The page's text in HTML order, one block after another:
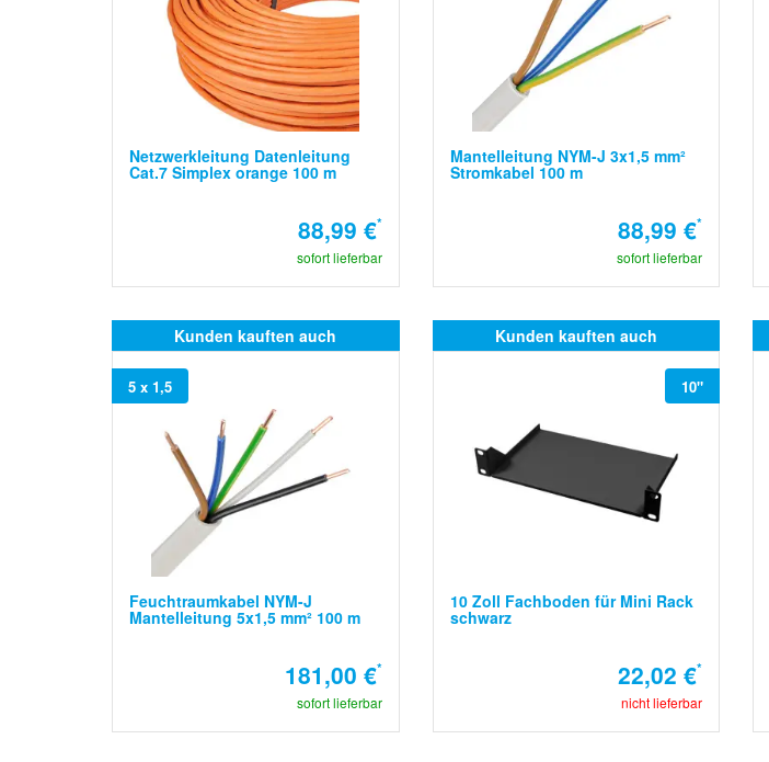
Netzwerkleitung Datenleitung
Cat.7 Simplex orange 100 m
88,99 €*
sofort lieferbar
Mantelleitung NYM-J 3x1,5 mm²
Stromkabel 100 m
88,99 €*
sofort lieferbar
Kunden kauften auch
5 x 1,5
Feuchtraumkabel NYM-J
Mantelleitung 5x1,5 mm² 100 m
181,00 €*
sofort lieferbar
Kunden kauften auch
10"
10 Zoll Fachboden für Mini Rack
schwarz
22,02 €*
nicht lieferbar